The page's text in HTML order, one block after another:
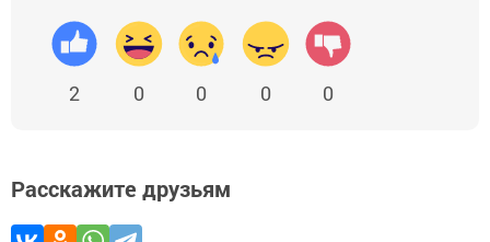
2 0 0 0 0
Расскажите друзьям